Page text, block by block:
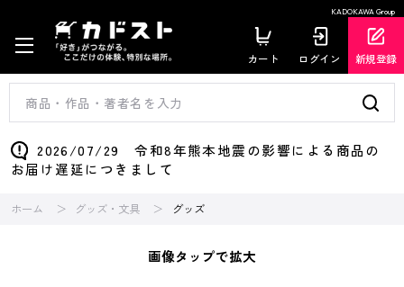
KADOKAWA Group
カート ログイン 新規登録
2026/07/29 令和8年熊本地震の影響による商品の
お届け遅延につきまして
ホーム グッズ・文具 グッズ
画像タップで拡大